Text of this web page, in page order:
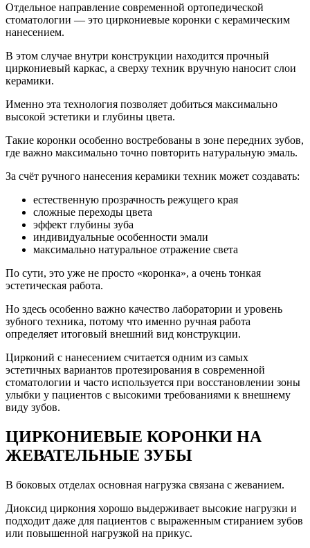
Отдельное направление современной ортопедической
стоматологии — это циркониевые коронки с керамическим
нанесением.
В этом случае внутри конструкции находится прочный
циркониевый каркас, а сверху техник вручную наносит слои
керамики.
Именно эта технология позволяет добиться максимально
высокой эстетики и глубины цвета.
Такие коронки особенно востребованы в зоне передних зубов,
где важно максимально точно повторить натуральную эмаль.
За счёт ручного нанесения керамики техник может создавать:
естественную прозрачность режущего края
сложные переходы цвета
эффект глубины зуба
индивидуальные особенности эмали
максимально натуральное отражение света
По сути, это уже не просто «коронка», а очень тонкая
эстетическая работа.
Но здесь особенно важно качество лаборатории и уровень
зубного техника, потому что именно ручная работа
определяет итоговый внешний вид конструкции.
Цирконий с нанесением считается одним из самых
эстетичных вариантов протезирования в современной
стоматологии и часто используется при восстановлении зоны
улыбки у пациентов с высокими требованиями к внешнему
виду зубов.
ЦИРКОНИЕВЫЕ КОРОНКИ НА
ЖЕВАТЕЛЬНЫЕ ЗУБЫ
В боковых отделах основная нагрузка связана с жеванием.
Диоксид циркония хорошо выдерживает высокие нагрузки и
подходит даже для пациентов с выраженным стиранием зубов
или повышенной нагрузкой на прикус.